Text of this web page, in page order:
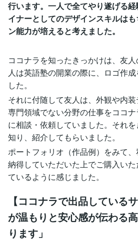
行います。一人で全てやり遂げる
イナーとしてのデザインスキルは
ン能力が培えると考えました。
ココナラを知ったきっかけは、友
人は英語塾の開業の際に、ロゴ作
した。
それに付随して友人は、外観や内
専門領域でない分野の仕事をココ
に相談・依頼していました。それ
知り、紹介してもらいました。
ポートフォリオ（作品例）をみて
納得していただいた上でご購入い
ているように感じました。
【ココナラで出品している
が温もりと安心感が伝わる
ります」